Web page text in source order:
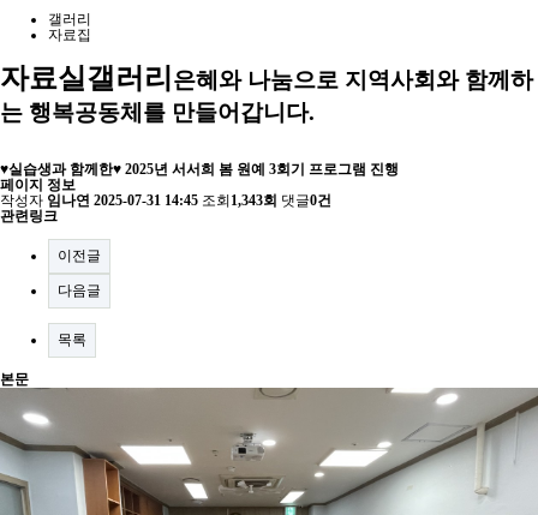
갤러리
자료집
자료실갤러리 은혜와 나눔으로 지역사회와 함께하
는 행복공동체를 만들어갑니다.
♥실습생과 함께한♥ 2025년 서서희 봄 원예 3회기 프로그램 진행
페이지 정보
작성자 임나연 2025-07-31 14:45 조회 1,343회 댓글0건
관련링크
이전글
다음글
목록
본문